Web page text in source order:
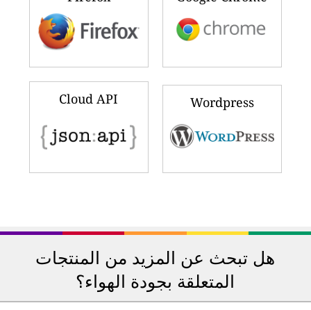
Wordpress
Cloud API
هل تبحث عن المزيد من المنتجات
المتعلقة بجودة الهواء؟